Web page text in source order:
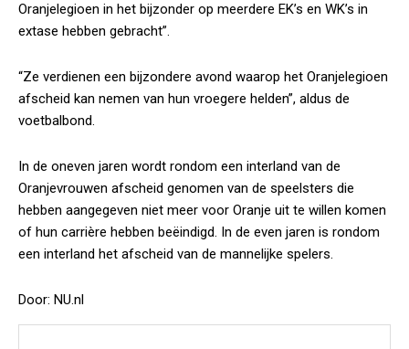
Oranjelegioen in het bijzonder op meerdere EK’s en WK’s in
extase hebben gebracht”.
“Ze verdienen een bijzondere avond waarop het Oranjelegioen
afscheid kan nemen van hun vroegere helden”, aldus de
voetbalbond.
In de oneven jaren wordt rondom een interland van de
Oranjevrouwen afscheid genomen van de speelsters die
hebben aangegeven niet meer voor Oranje uit te willen komen
of hun carrière hebben beëindigd. In de even jaren is rondom
een interland het afscheid van de mannelijke spelers.
Door: NU.nl